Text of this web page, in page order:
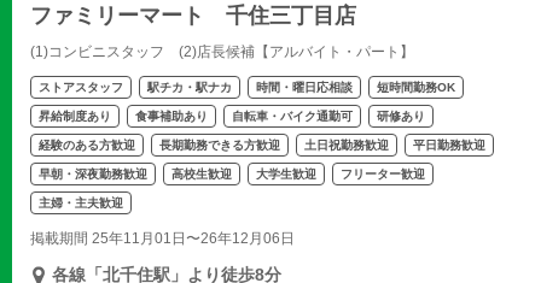
ファミリーマート 千住三丁目店
(1)コンビニスタッフ (2)店長候補【アルバイト・パート】
ストアスタッフ 駅チカ・駅ナカ 時間・曜日応相談 短時間勤務OK
昇給制度あり 食事補助あり 自転車・バイク通勤可 研修あり
経験のある方歓迎 長期勤務できる方歓迎 土日祝勤務歓迎 平日勤務歓迎
早朝・深夜勤務歓迎 高校生歓迎 大学生歓迎 フリーター歓迎
主婦・主夫歓迎
掲載期間 25年11月01日〜26年12月06日
各線「北千住駅」より徒歩8分